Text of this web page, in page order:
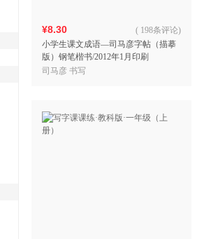
¥8.30
小学生课文成语—司马彦字帖（描摹
版）钢笔楷书/2012年1月印刷
( 198条评论)
司马彦 书写